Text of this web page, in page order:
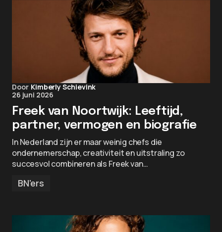
Door Kimberly Schievink
26 juni 2026
Freek van Noortwijk: Leeftijd,
partner, vermogen en biografie
In Nederland zijn er maar weinig chefs die
ondernemerschap, creativiteit en uitstraling zo
succesvol combineren als Freek van…
BN'ers